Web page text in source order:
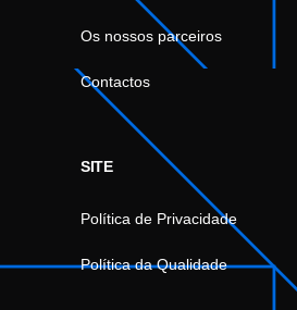
Os nossos parceiros
Contactos
SITE
Política de Privacidade
Política da Qualidade